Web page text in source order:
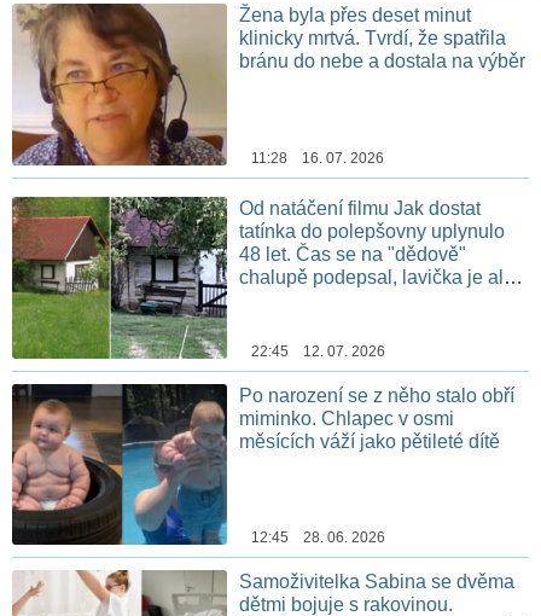
Žena byla přes deset minut
klinicky mrtvá. Tvrdí, že spatřila
bránu do nebe a dostala na výběr
11:28 16. 07. 2026
Od natáčení filmu Jak dostat
tatínka do polepšovny uplynulo
48 let. Čas se na "dědově"
chalupě podepsal, lavička je ale
22:45 12. 07. 2026
Po narození se z něho stalo obří
miminko. Chlapec v osmi
měsících váží jako pětileté dítě
12:45 28. 06. 2026
Samoživitelka Sabina se dvěma
dětmi bojuje s rakovinou.